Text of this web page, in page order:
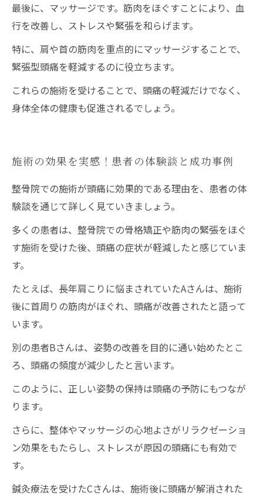
最後に、マッサージです。筋肉をほぐすことにより、血
行を改善し、ストレスや緊張を和らげます。
特に、肩や首の筋肉を重点的にマッサージすることで、
緊張型頭痛を軽減するのに役立ちます。
これらの施術を受けることで、頭痛の軽減だけでなく、
身体全体の健康も促進されるでしょう。
施術の効果を実感！患者の体験談と成功事例
整骨院での施術が頭痛に効果的である理由を、患者の体
験談を通じて詳しく見ていきましょう。
多くの患者は、整骨院での骨格矯正や筋肉の緊張をほぐ
す施術を受けた後、頭痛の症状が軽減したと感じていま
す。
たとえば、長年肩こりに悩まされていたAさんは、施術
後に首周りの筋肉がほぐれ、頭痛が改善されたと語って
います。
別の患者Bさんは、姿勢の改善を目的に通い始めたとこ
ろ、頭痛の頻度が減少したと言います。
このように、正しい姿勢の保持は頭痛の予防にもつなが
ります。
さらに、整体やマッサージの心地よさがリラクゼーショ
ン効果をもたらし、ストレスが原因の頭痛にも有効で
す。
鍼灸療法を受けたCさんは、施術後に頭痛が解消された